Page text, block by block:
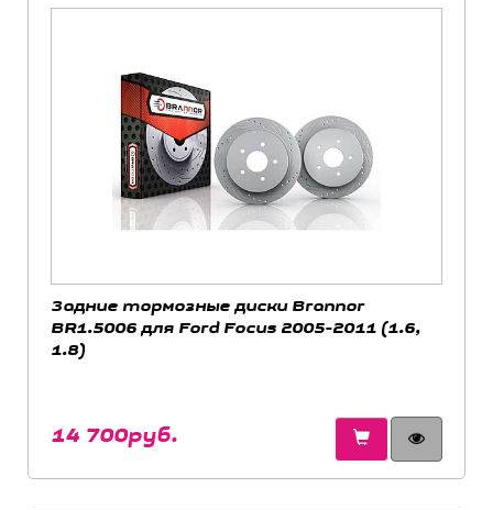
Задние тормозные диски Brannor
BR1.5006 для Ford Focus 2005-2011 (1.6,
1.8)
14 700руб.